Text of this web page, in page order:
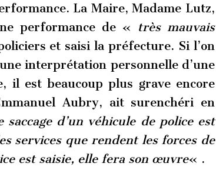
La Maire, Madame Lutz,
performance de « très mauvais
et saisi la préfecture. Si l’on
interprétation personnelle d’une
il est beaucoup plus grave encore
Aubry, ait surenchéri en
saccage d’un véhicule de police est
services que rendent les forces de
est saisie, elle fera son œuvre« .